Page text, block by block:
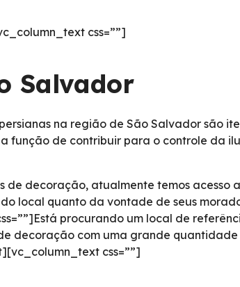
css=””]
Salvador
na região de São Salvador são
função de contribuir para o controle da
decoração, atualmente temos acesso
local quanto da vontade de seus
procurando um local de
decoração com uma grande
css=””]